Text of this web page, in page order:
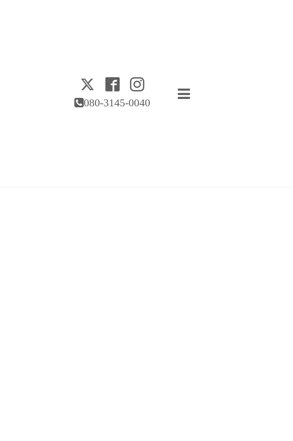
080-3145-0040